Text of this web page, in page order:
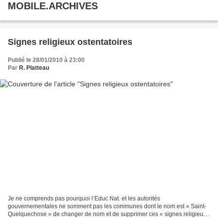
MOBILE.ARCHIVES
Signes religieux ostentatoires
Publié le 28/01/2010 à 23:00
Par R. Platteau
Je ne comprends pas pourquoi l’Educ Nat. et les autorités
gouvernementales ne somment pas les communes dont le nom est « Saint-
Quelquechose » de changer de nom et de supprimer ces « signes religieux